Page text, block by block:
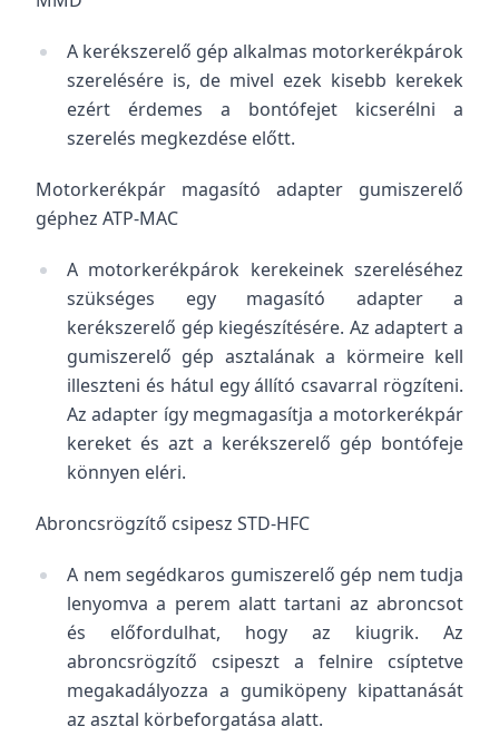
A kerékszerelő gép alkalmas motorkerékpárok
szerelésére is, de mivel ezek kisebb kerekek
ezért érdemes a bontófejet kicserélni a
szerelés megkezdése előtt.
Motorkerékpár magasító adapter gumiszerelő
géphez ATP-MAC
A motorkerékpárok kerekeinek szereléséhez
szükséges egy magasító adapter a
kerékszerelő gép kiegészítésére. Az adaptert a
gumiszerelő gép asztalának a körmeire kell
illeszteni és hátul egy állító csavarral rögzíteni.
Az adapter így megmagasítja a motorkerékpár
kereket és azt a kerékszerelő gép bontófeje
könnyen eléri.
Abroncsrögzítő csipesz STD-HFC
A nem segédkaros gumiszerelő gép nem tudja
lenyomva a perem alatt tartani az abroncsot
és előfordulhat, hogy az kiugrik. Az
abroncsrögzítő csipeszt a felnire csíptetve
megakadályozza a gumiköpeny kipattanását
az asztal körbeforgatása alatt.